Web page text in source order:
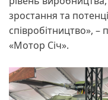
зростання та
співробітництво», –
«Мотор Січ».